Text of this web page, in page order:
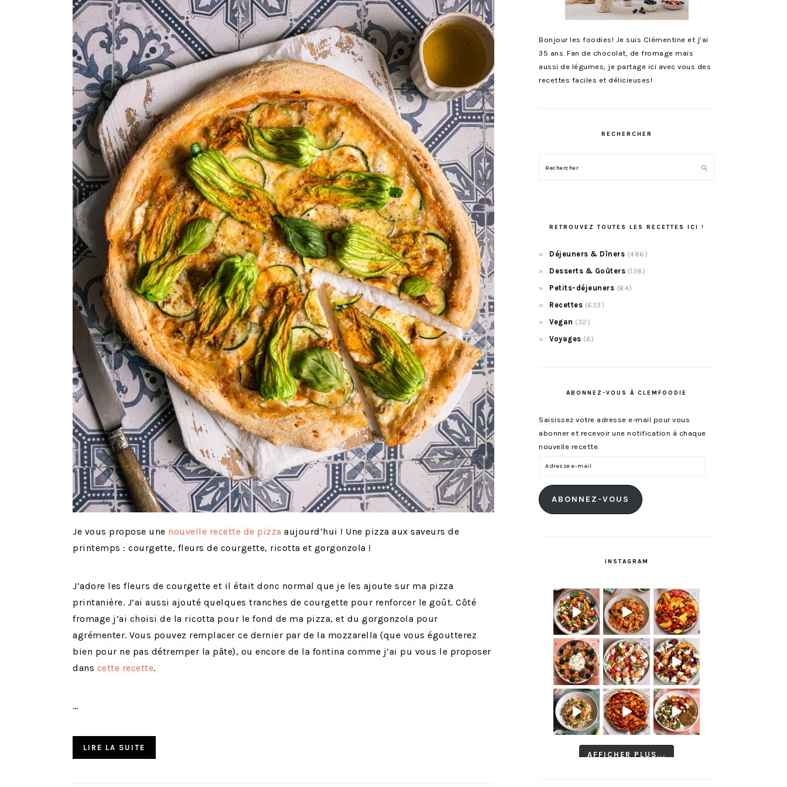
Je vous propose une nouvelle recette de pizza aujourd’hui ! Une pizza aux saveurs de
printemps : courgette, fleurs de courgette, ricotta et gorgonzola !
J’adore les fleurs de courgette et il était donc normal que je les ajoute sur ma pizza
printanière. J’ai aussi ajouté quelques tranches de courgette pour renforcer le goût. Côté
fromage j’ai choisi de la ricotta pour le fond de ma pizza, et du gorgonzola pour
agrémenter. Vous pouvez remplacer ce dernier par de la mozzarella (que vous égoutterez
bien pour ne pas détremper la pâte), ou encore de la fontina comme j’ai pu vous le proposer
dans cette recette.
…
LIRE LA SUITE
Bonjour les foodies! Je suis Clémentine et j’ai
35 ans. Fan de chocolat, de fromage mais
aussi de légumes, je partage ici avec vous des
recettes faciles et délicieuses!
RECHERCHER
Rechercher
RETROUVEZ TOUTES LES RECETTES ICI !
Déjeuners & Dîners (486)
Desserts & Goûters (138)
Petits-déjeuners (84)
Recettes (633)
Vegan (32)
Voyages (6)
ABONNEZ-VOUS À CLEMFOODIE
Saisissez votre adresse e-mail pour vous
abonner et recevoir une notification à chaque
nouvelle recette.
Adresse
mail
ABONNEZ-VOUS
INSTAGRAM
AFFICHER PLUS...